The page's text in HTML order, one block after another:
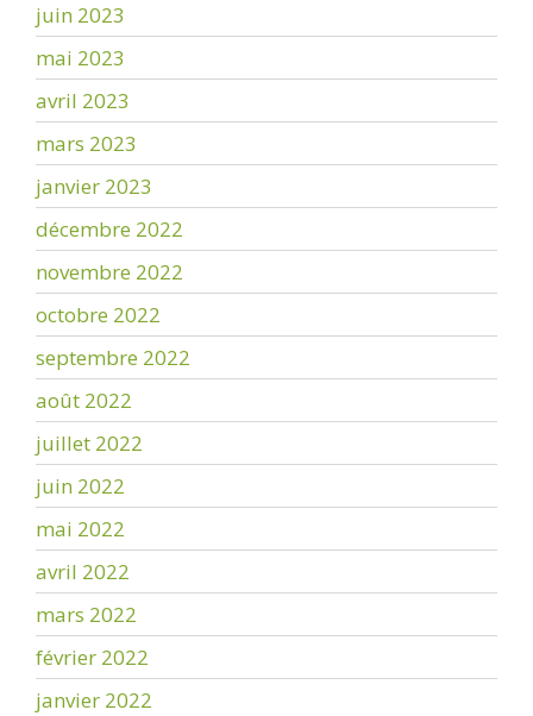
juin 2023
mai 2023
avril 2023
mars 2023
janvier 2023
décembre 2022
novembre 2022
octobre 2022
septembre 2022
août 2022
juillet 2022
juin 2022
mai 2022
avril 2022
mars 2022
février 2022
janvier 2022